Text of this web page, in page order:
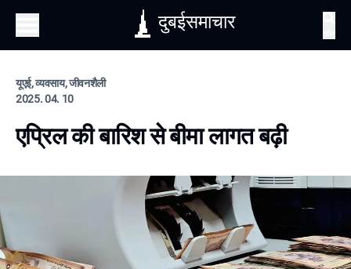
दुबईसमाचार
यूएई, व्यवसाय, जीवनशैली
2025. 04. 10
एप्रिल की बारिश से बीमा लागत बढ़ी